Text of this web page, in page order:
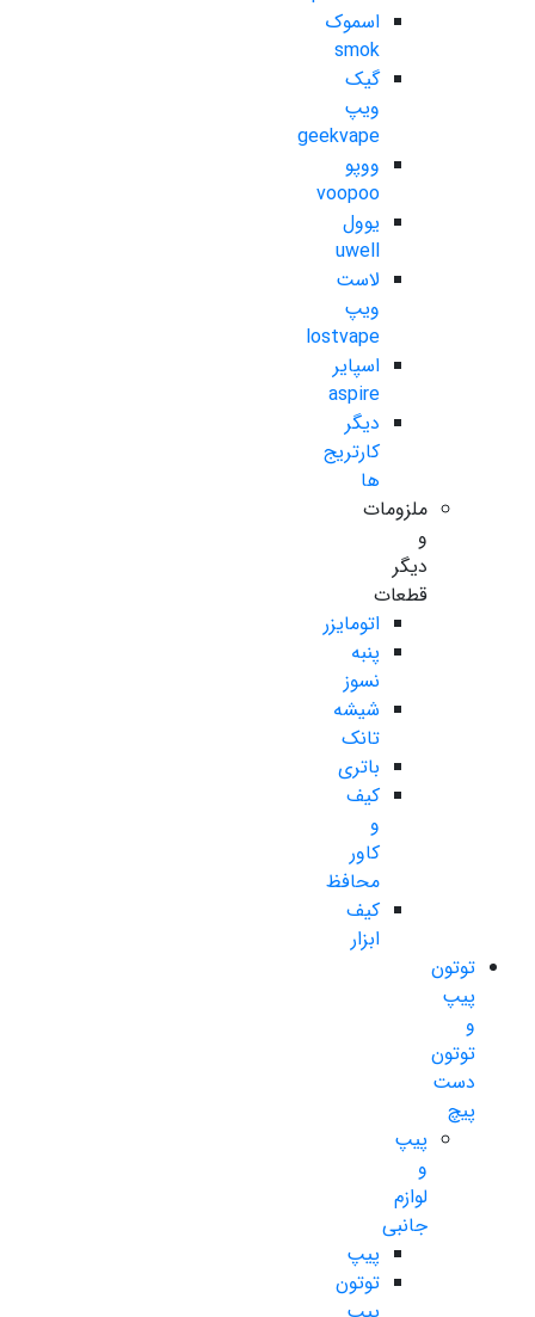
اسموک
smok
گیک
ویپ
geekvape
ووپو
voopoo
یوول
uwell
لاست
ویپ
lostvape
اسپایر
aspire
دیگر
کارتریج
ها
ملزومات
و
دیگر
قطعات
اتومایزر
پنبه
نسوز
شیشه
تانک
باتری
کیف
و
کاور
محافظ
کیف
ابزار
توتون
پیپ
و
توتون
دست
پیچ
پیپ
و
لوازم
جانبی
پیپ
توتون